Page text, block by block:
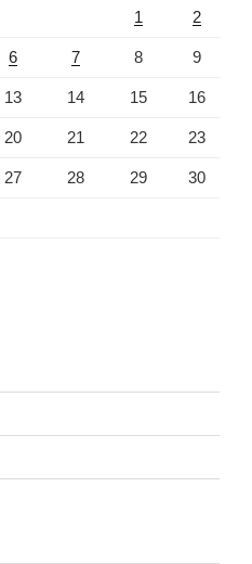
1 2
6 7 8 9
13 14 15 16
20 21 22 23
27 28 29 30